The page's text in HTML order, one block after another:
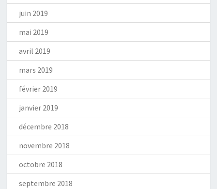
juin 2019
mai 2019
avril 2019
mars 2019
février 2019
janvier 2019
décembre 2018
novembre 2018
octobre 2018
septembre 2018